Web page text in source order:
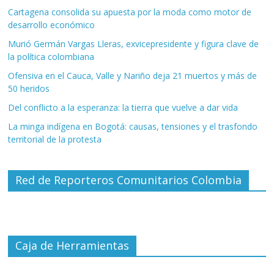
Cartagena consolida su apuesta por la moda como motor de
desarrollo económico
Murió Germán Vargas Lleras, exvicepresidente y figura clave de
la política colombiana
Ofensiva en el Cauca, Valle y Nariño deja 21 muertos y más de
50 heridos
Del conflicto a la esperanza: la tierra que vuelve a dar vida
La minga indígena en Bogotá: causas, tensiones y el trasfondo
territorial de la protesta
Red de Reporteros Comunitarios Colombia
Caja de Herramientas